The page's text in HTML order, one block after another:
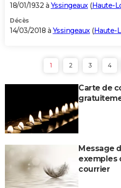
18/01/1932 à Yssingeaux (Haute-
Décès
14/03/2018 à Yssingeaux (Haute-
1 2 3 4
Carte de
Message
exemples
courrier